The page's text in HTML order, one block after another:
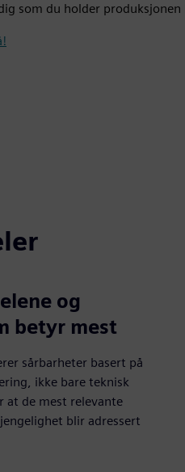
som du holder produksjonen
og
betyr mest
sårbarheter basert på
ikke bare teknisk
at de mest relevante
blir adressert